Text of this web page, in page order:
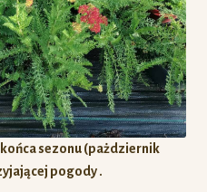
końca sezonu (pażdziernik
pogody .